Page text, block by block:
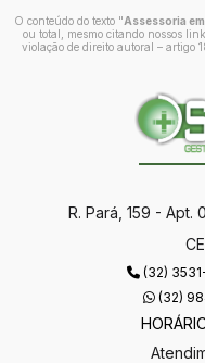
O conteúdo do texto "Assessoria
ou total, mesmo citando nossos
violação de direito autoral – artigo
R. Pará, 159 - Apt.
(32)
(32)